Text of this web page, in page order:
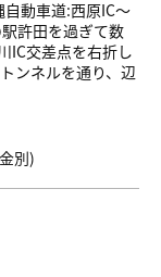
動車道:西原IC～
許田を過ぎて数
IC交差点を右折し
ンネルを通り、辺
別)